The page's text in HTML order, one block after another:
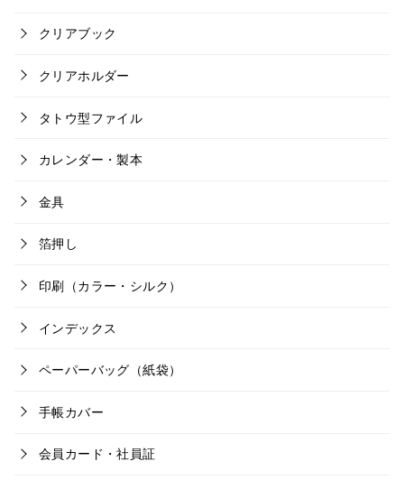
クリアブック
クリアホルダー
タトウ型ファイル
カレンダー・製本
金具
箔押し
印刷（カラー・シルク）
インデックス
ペーパーバッグ（紙袋）
手帳カバー
会員カード・社員証